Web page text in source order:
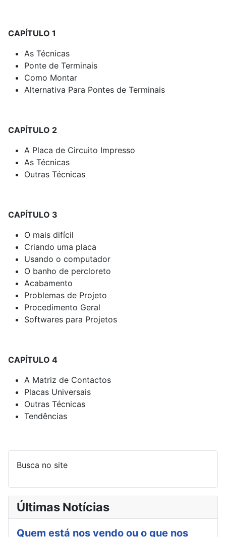
CAPÍTULO 1
As Técnicas
Ponte de Terminais
Como Montar
Alternativa Para Pontes de Terminais
CAPÍTULO 2
A Placa de Circuito Impresso
As Técnicas
Outras Técnicas
CAPÍTULO 3
O mais difícil
Criando uma placa
Usando o computador
O banho de percloreto
Acabamento
Problemas de Projeto
Procedimento Geral
Softwares para Projetos
CAPÍTULO 4
A Matriz de Contactos
Placas Universais
Outras Técnicas
Tendências
Busca no site
Últimas Notícias
Quem está nos vendo ou o que nos